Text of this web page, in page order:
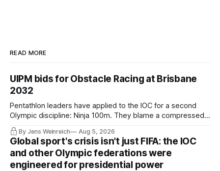
READ MORE
UIPM bids for Obstacle Racing at Brisbane
2032
Pentathlon leaders have applied to the IOC for a second
Olympic discipline: Ninja 100m. They blame a compressed
IOC timeline for the speed of the internal decision. Though,
Vice President Viacheslav Malishev says the Executive
Board had been kept in the dark about the IOC’s letter for
eleven days.
By Jens Weinreich Aug 5, 2026
Global sport's crisis isn't just FIFA: the IOC
and other Olympic federations were
engineered for presidential power